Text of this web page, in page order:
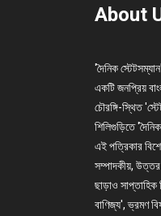
About
'দৈনিক
একটি জনপ্রিয়
চৌরঙ্গি-স্থিত
শিলিগুড়িতে
এই পত্রিকার
সম্পাদকীয়, উত্তর
ছাড়াও সাপ্তাহিক
বাণিজ্য', ভ্রমণ